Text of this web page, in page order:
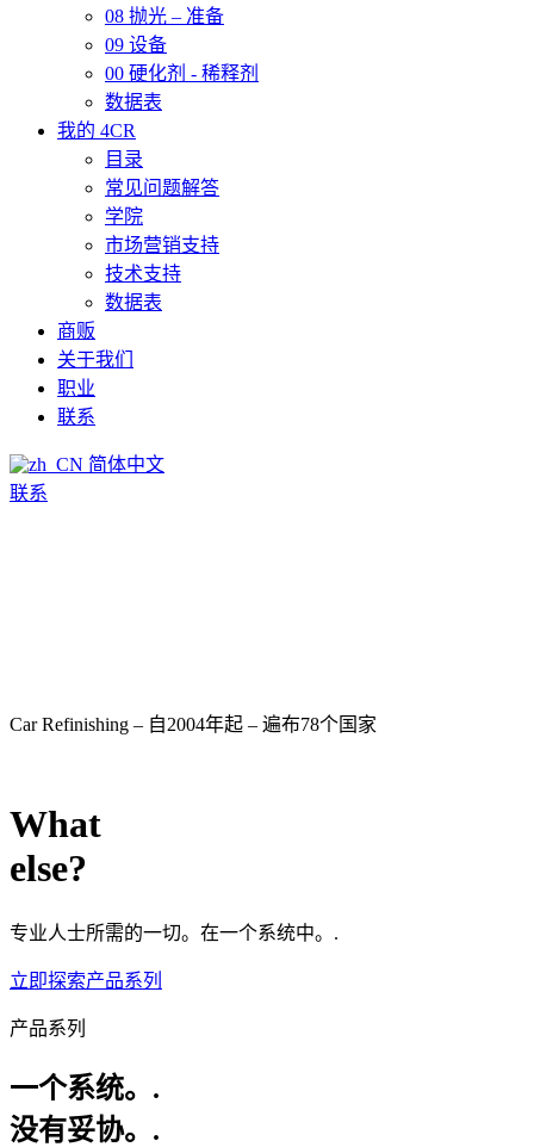
08 抛光 – 准备
09 设备
00 硬化剂 - 稀释剂
数据表
我的 4CR
目录
常见问题解答
学院
市场营销支持
技术支持
数据表
商贩
关于我们
职业
联系
简体中文
联系
Car Refinishing – 自2004年起 – 遍布78个国家
What
else?
专业人士所需的一切。在一个系统中。.
立即探索产品系列
产品系列
一个系统。.
没有妥协。.